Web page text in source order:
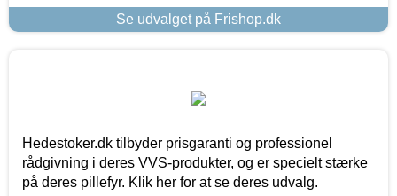
Se udvalget på Frishop.dk
Hedestoker.dk tilbyder prisgaranti og professionel
rådgivning i deres VVS-produkter, og er specielt stærke
på deres pillefyr. Klik her for at se deres udvalg.